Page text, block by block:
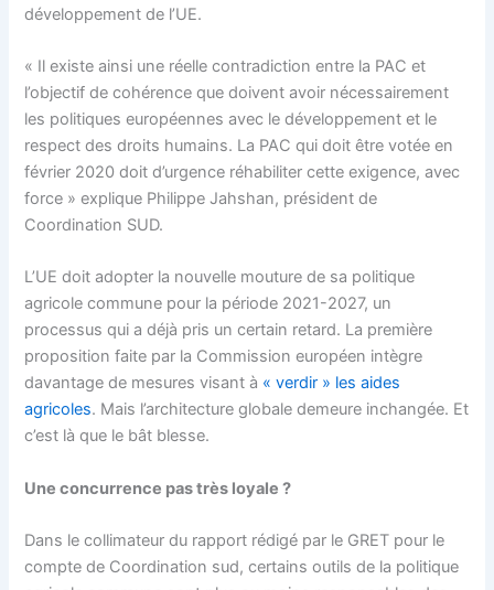
développement de l’UE.
« Il existe ainsi une réelle contradiction entre la PAC et
l’objectif de cohérence que doivent avoir nécessairement
les politiques européennes avec le développement et le
respect des droits humains. La PAC qui doit être votée en
février 2020 doit d’urgence réhabiliter cette exigence, avec
force » explique Philippe Jahshan, président de
Coordination SUD.
L’UE doit adopter la nouvelle mouture de sa politique
agricole commune pour la période 2021-2027, un
processus qui a déjà pris un certain retard. La première
proposition faite par la Commission européen intègre
davantage de mesures visant à « verdir » les aides
agricoles. Mais l’architecture globale demeure inchangée. Et
c’est là que le bât blesse.
Une concurrence pas très loyale ?
Dans le collimateur du rapport rédigé par le GRET pour le
compte de Coordination sud, certains outils de la politique